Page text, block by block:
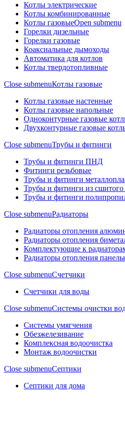
Котлы электрические
Котлы комбинированные
Котлы газовыеOpen submenu
Горелки дизельные
Горелки газовые
Коаксиальные дымоходы
Автоматика для котлов
Котлы твердотопливные
Close submenuКотлы газовые
Котлы газовые настенные
Котлы газовые напольные
Одноконтурные газовые
Двухконтурные газовые
Close submenuТрубы и фитинги
Трубы и фитинги ПНД
Фитинги резьбовые
Трубы и фитинги
Трубы и фитинги из сшитого
Трубы и фитинги
Close submenuРадиаторы
Радиаторы отопления
Радиаторы отопления
Комплектующие к
Радиаторы отопления
Close submenuCчетчики
Счетчики для воды
Close submenuСистемы очистки
Системы умягчения
Обезжелезивание
Комплексная водоочистка
Монтаж водоочистки
Close submenuСептики
Септики для дома